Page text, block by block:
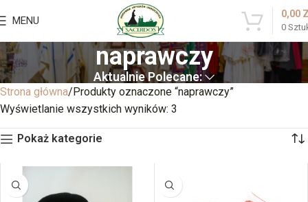
MENU
0
0,00
naprawczy
Aktualnie Polecane:
Strona główna Produkty oznaczone “naprawczy”
Wyświetlanie wszystkich wyników: 3
Pokaż kategorie